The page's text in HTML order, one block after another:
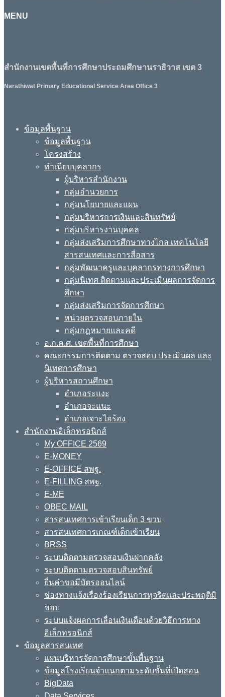
MENU
สำนักงานเขตพื้นที่การศึกษาประถมศึกษานราธิวาส เขต 3
Narathiwat Primary Educational Service Area Office 3
ข้อมูลพื้นฐาน
ข้อมูลพื้นฐาน
โครงสร้าง
ทำเนียบบุคลากร
ผู้บริหารสำนักงาน
กลุ่มอำนวยการ
กลุ่มนโยบายและแผน
กลุ่มบริหารการเงินและสินทรัพย์
กลุ่มบริหารงานบุคคล
กลุ่มส่งเสริมการศึกษาทางไกล เทคโนโลยี
สารสนเทศและการสื่อสาร
กลุ่มพัฒนาครูและบุคลากรทางการศึกษา
กลุ่มนิเทศ ติดตามและประเมินผลการจัดการ
ศึกษา
กลุ่มส่งเสริมการจัดการศึกษา
หน่วยตรวจสอบภายใน
กลุ่มกฎหมายและคดี
อ.ก.ค.ศ. เขตพื้นที่การศึกษา
คณะกรรมการติดตาม ตรวจสอบ ประเมินผล และ
นิเทศการศึกษา
ผู้บริหารสถานศึกษา
อำเภอระแงะ
อำเภอจะแนะ
อำเภอเจาะไอร้อง
สำนักงานอิเล็กทรอนิกส์
My OFFICE 2569
E-MONEY
E-OFFICE สพฐ.
E-FILLING สพฐ.
E-ME
OBEC MAIL
สารสนเทศการเข้าเรียนเด็ก 3 ขวบ
สารสนเทศการเกณฑ์เด็กเข้าเรียน
BRSS
ระบบติดตามตรวจสอบเงินฝากคลัง
ระบบติดตามตรวจสอบสินทรัพย์
ยื่นคำขอมีบัตรออนไลน์
ช่องทางแจ้งเรื่องร้องเรียนการทุจริตและประพฤติมิ
ชอบ
ระบบแจ้งผลการเลื่อนเงินเดือนด้วยวิธีการทาง
อิเล็กทรอนิกส์
ข้อมูลสารสนเทศ
แผนบริหารจัดการศึกษาขั้นพื้นฐาน
ข้อมูลโรงเรียนจำแนกตามระดับชั้นที่เปิดสอน
BigData